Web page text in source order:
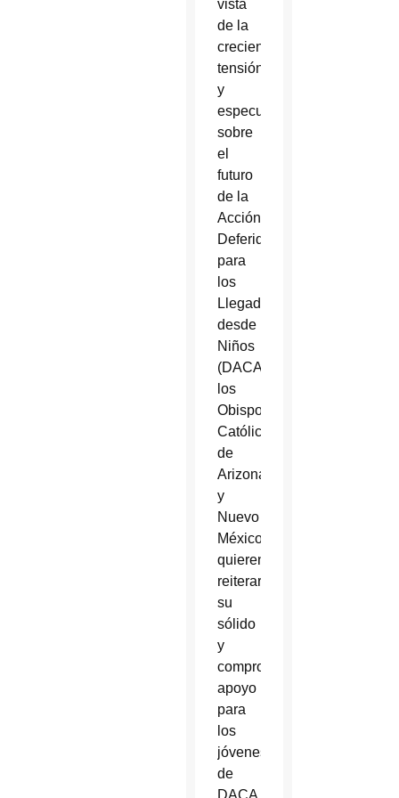
vista
de la
creciente
tensión
y
especulación
sobre
el
futuro
de la
Acción
Deferida
para
los
Llegados
desde
Niños
(DACA),
los
Obispos
Católicos
de
Arizona
y
Nuevo
México
quieren
reiterar
su
sólido
y
comprometido
apoyo
para
los
jóvenes
de
DACA,